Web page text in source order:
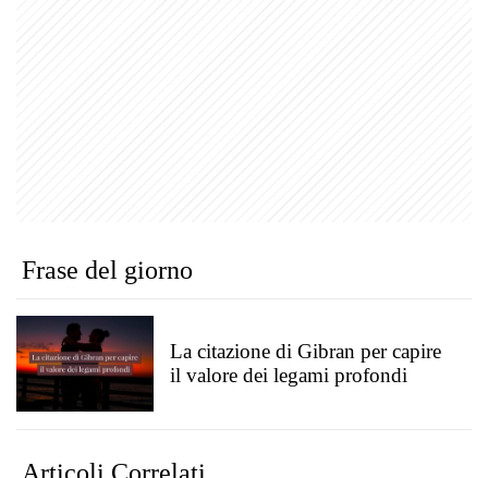
Frase del giorno
La citazione di Gibran per capire
il valore dei legami profondi
Articoli Correlati